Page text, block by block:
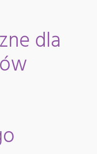
dla